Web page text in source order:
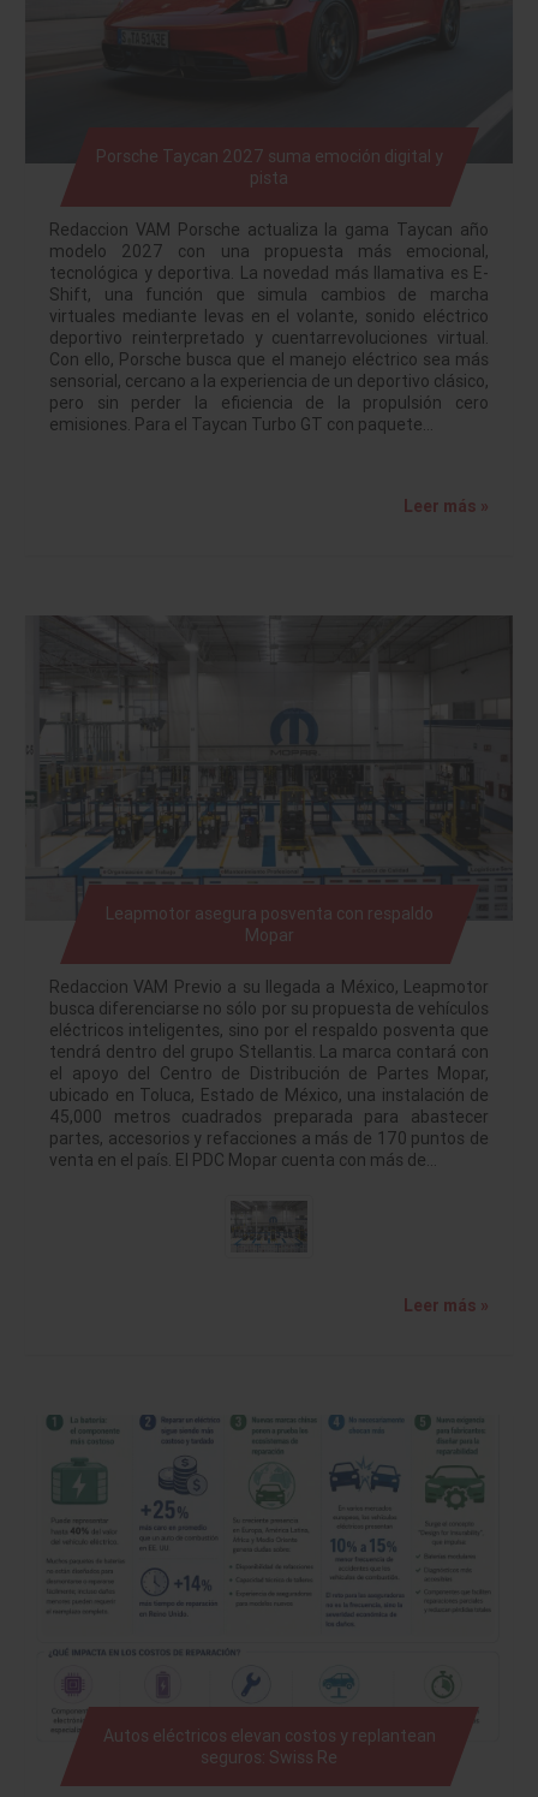
Porsche Taycan 2027 suma emoción digital y
pista
Redaccion VAM Porsche actualiza la gama Taycan año
modelo 2027 con una propuesta más emocional,
tecnológica y deportiva. La novedad más llamativa es E-
Shift, una función que simula cambios de marcha
virtuales mediante levas en el volante, sonido eléctrico
deportivo reinterpretado y cuentarrevoluciones virtual.
Con ello, Porsche busca que el manejo eléctrico sea más
sensorial, cercano a la experiencia de un deportivo clásico,
pero sin perder la eficiencia de la propulsión cero
emisiones. Para el Taycan Turbo GT con paquete…
Leer más »
Leapmotor asegura posventa con respaldo
Mopar
Redaccion VAM Previo a su llegada a México, Leapmotor
busca diferenciarse no sólo por su propuesta de vehículos
eléctricos inteligentes, sino por el respaldo posventa que
tendrá dentro del grupo Stellantis. La marca contará con
el apoyo del Centro de Distribución de Partes Mopar,
ubicado en Toluca, Estado de México, una instalación de
45,000 metros cuadrados preparada para abastecer
partes, accesorios y refacciones a más de 170 puntos de
venta en el país. El PDC Mopar cuenta con más de…
Leer más »
Autos eléctricos elevan costos y replantean
seguros: Swiss Re